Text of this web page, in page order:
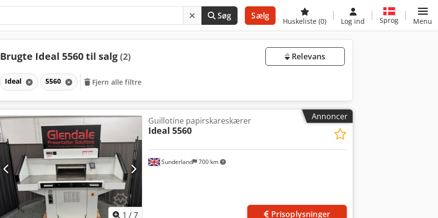
Søg Sælg
Huskeliste (0) Log ind Sprog Menu
Brugte Ideal 5560 til salg (2) Relevans
Ideal 5560 Fjern alle filtre
Annoncer
1 /7
Sunderland 700 km
Guillotine papirskareskærer
Ideal 5560
Prisoplysninger